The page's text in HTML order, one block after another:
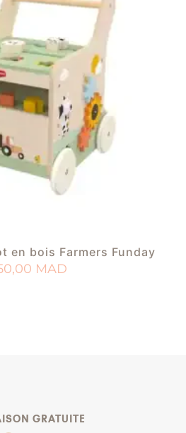
en bois Farmers Funday
MAD
GRATUITE